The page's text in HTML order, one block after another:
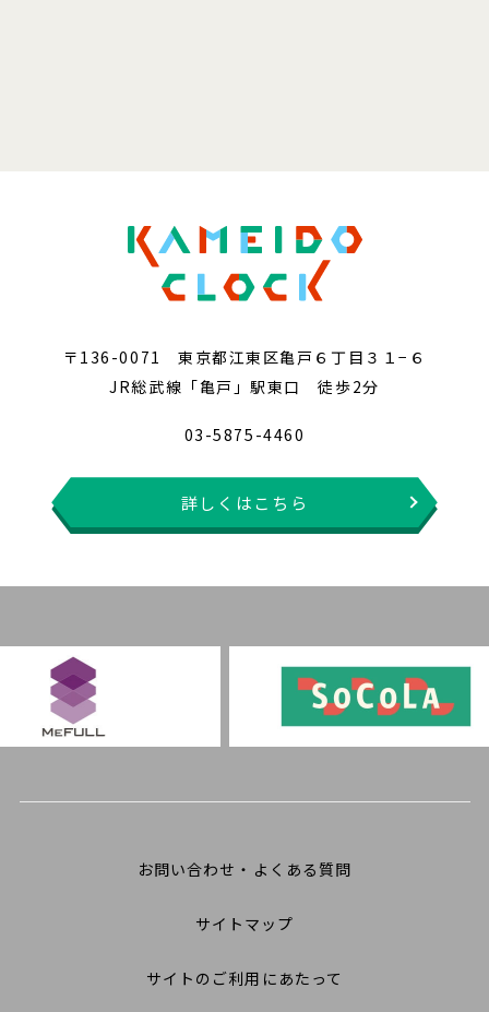
〒136-0071 東京都江東区亀戸６丁目３１−６
JR総武線「亀戸」駅東口 徒歩2分
03-5875-4460
詳しくはこちら
お問い合わせ・よくある質問
サイトマップ
サイトのご利用にあたって